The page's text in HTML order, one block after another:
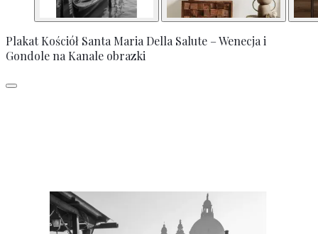
Plakat Kościół Santa Maria Della Salute – Wenecja i
Gondole na Kanale obrazki